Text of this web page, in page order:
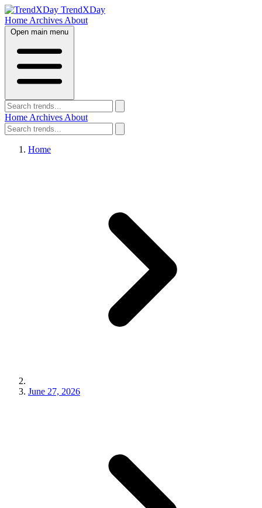
TrendXDay
Home Archives About
Open main menu
Home Archives About
Home
June 27, 2026